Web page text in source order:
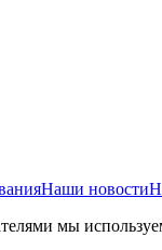
Наши новости
мы